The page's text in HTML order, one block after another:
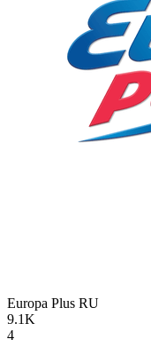
Europa Plus RU
9.1K
4